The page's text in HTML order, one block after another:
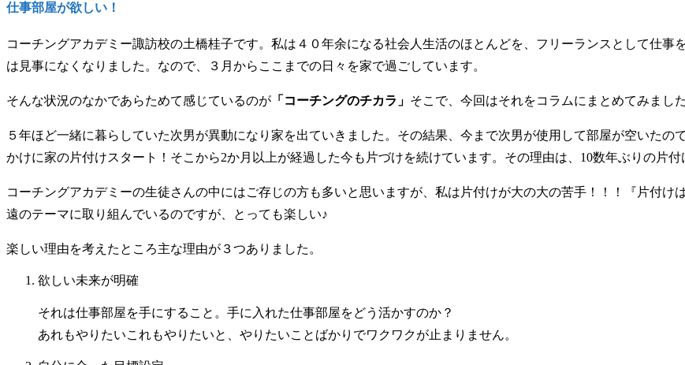
仕事部屋が欲しい！
コーチングアカデミー諏訪校の土橋桂子です。私は４０年余になる社会人生活のほとんどを、フリーランスとして仕
は見事になくなりました。なので、３月からここまでの日々を家で過ごしています。
そんな状況のなかであらためて感じているのが 「コーチングのチカラ」 そこで、今回はそれをコラムにまとめてみました
５年ほど一緒に暮らしていた次男が異動になり家を出ていきました。その結果、今まで次男が使用して部屋が空いた
かけに家の片付けスタート！そこから2か月以上が経過した今も片づけを続けています。その理由は、10数年ぶりの片
コーチングアカデミーの生徒さんの中にはご存じの方も多いと思いますが、私は片付けが大の大の苦手！！！『片付
遠のテーマに取り組んでいるのですが、とっても楽しい♪
楽しい理由を考えたところ主な理由が３つありました。
欲しい未来が明確
それは仕事部屋を手にすること。手に入れた仕事部屋をどう活かすのか？
あれもやりたいこれもやりたいと、やりたいことばかりでワクワクが止まりません。